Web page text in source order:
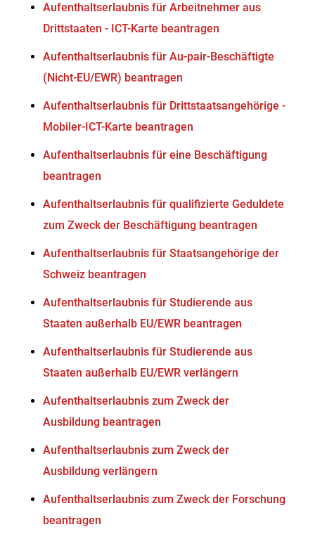
Aufenthaltserlaubnis für Arbeitnehmer aus
Drittstaaten - ICT-Karte beantragen
Aufenthaltserlaubnis für Au-pair-Beschäftigte
(Nicht-EU/EWR) beantragen
Aufenthaltserlaubnis für Drittstaatsangehörige -
Mobiler-ICT-Karte beantragen
Aufenthaltserlaubnis für eine Beschäftigung
beantragen
Aufenthaltserlaubnis für qualifizierte Geduldete
zum Zweck der Beschäftigung beantragen
Aufenthaltserlaubnis für Staatsangehörige der
Schweiz beantragen
Aufenthaltserlaubnis für Studierende aus
Staaten außerhalb EU/EWR beantragen
Aufenthaltserlaubnis für Studierende aus
Staaten außerhalb EU/EWR verlängern
Aufenthaltserlaubnis zum Zweck der
Ausbildung beantragen
Aufenthaltserlaubnis zum Zweck der
Ausbildung verlängern
Aufenthaltserlaubnis zum Zweck der Forschung
beantragen